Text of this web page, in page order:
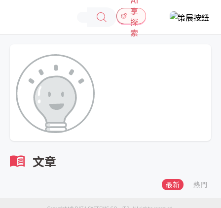
享
探
索
文章
最新 熱門